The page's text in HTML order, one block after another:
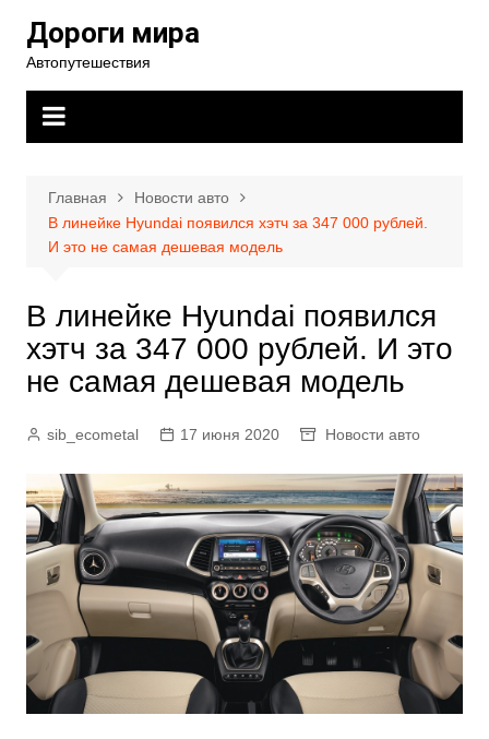
содержимому
Дороги мира
Автопутешествия
Главная
Новости авто
В линейке Hyundai появился хэтч за 347 000 рублей.
И это не самая дешевая модель
В линейке Hyundai появился
хэтч за 347 000 рублей. И это
не самая дешевая модель
sib_ecometal 17 июня 2020 Новости авто